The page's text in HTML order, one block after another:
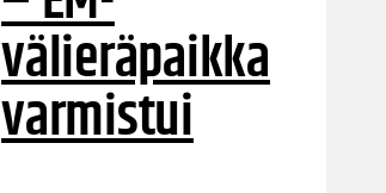
välieräpaikka
varmistui